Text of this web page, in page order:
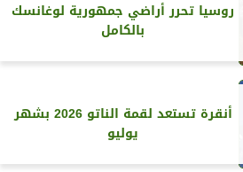
روسيا تحرر أراضي جمهورية لوغانسك
بالكامل
أنقرة تستعد لقمة الناتو 2026 بشهر
يوليو